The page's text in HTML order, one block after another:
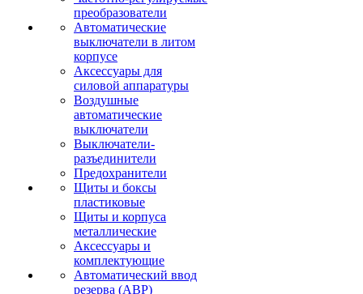
преобразователи
Автоматические
выключатели в литом
корпусе
Аксессуары для
силовой аппаратуры
Воздушные
автоматические
выключатели
Выключатели-
разъединители
Предохранители
Щиты и боксы
пластиковые
Щиты и корпуса
металлические
Аксессуары и
комплектующие
Автоматический ввод
резерва (АВР)